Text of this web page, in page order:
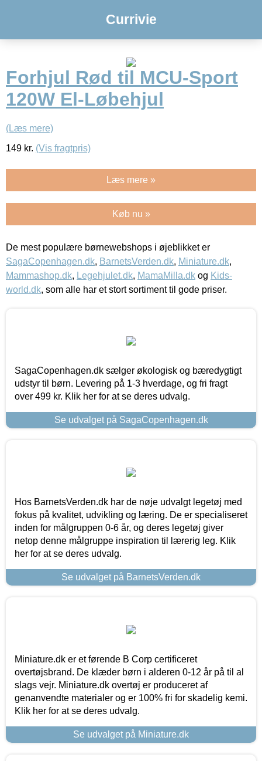
Currivie
Forhjul Rød til MCU-Sport
120W El-Løbehjul
(Læs mere)
149 kr. (Vis fragtpris)
Læs mere »
Køb nu »
De mest populære børnewebshops i øjeblikket er
SagaCopenhagen.dk, BarnetsVerden.dk, Miniature.dk,
Mammashop.dk, Legehjulet.dk, MamaMilla.dk og Kids-
world.dk, som alle har et stort sortiment til gode priser.
SagaCopenhagen.dk sælger økologisk og bæredygtigt
udstyr til børn. Levering på 1-3 hverdage, og fri fragt
over 499 kr. Klik her for at se deres udvalg.
Se udvalget på SagaCopenhagen.dk
Hos BarnetsVerden.dk har de nøje udvalgt legetøj med
fokus på kvalitet, udvikling og læring. De er specialiseret
inden for målgruppen 0-6 år, og deres legetøj giver
netop denne målgruppe inspiration til lærerig leg. Klik
her for at se deres udvalg.
Se udvalget på BarnetsVerden.dk
Miniature.dk er et førende B Corp certificeret
overtøjsbrand. De klæder børn i alderen 0-12 år på til al
slags vejr. Miniature.dk overtøj er produceret af
genanvendte materialer og er 100% fri for skadelig kemi.
Klik her for at se deres udvalg.
Se udvalget på Miniature.dk